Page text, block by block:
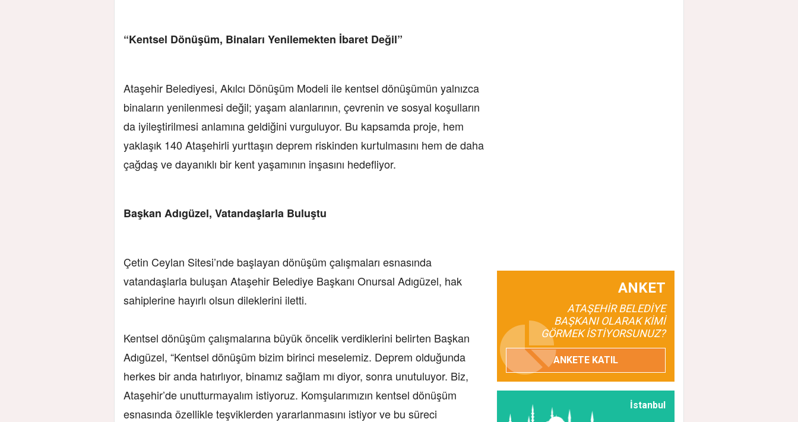
“Kentsel Dönüşüm, Binaları Yenilemekten İbaret Değil”
Ataşehir Belediyesi, Akılcı Dönüşüm Modeli ile kentsel dönüşümün yalnızca
binaların yenilenmesi değil; yaşam alanlarının, çevrenin ve sosyal koşulların
da iyileştirilmesi anlamına geldiğini vurguluyor. Bu kapsamda proje, hem
yaklaşık 140 Ataşehirli yurttaşın deprem riskinden kurtulmasını hem de daha
çağdaş ve dayanıklı bir kent yaşamının inşasını hedefliyor.
Başkan Adıgüzel, Vatandaşlarla Buluştu
Çetin Ceylan Sitesi’nde başlayan dönüşüm çalışmaları esnasında
vatandaşlarla buluşan Ataşehir Belediye Başkanı Onursal Adıgüzel, hak
sahiplerine hayırlı olsun dileklerini iletti.
Kentsel dönüşüm çalışmalarına büyük öncelik verdiklerini belirten Başkan
Adıgüzel, “Kentsel dönüşüm bizim birinci meselemiz. Deprem olduğunda
herkes bir anda hatırlıyor, binamız sağlam mı diyor, sonra unutuluyor. Biz,
Ataşehir’de unutturmayalım istiyoruz. Komşularımızın kentsel dönüşüm
esnasında özellikle teşviklerden yararlanmasını istiyor ve bu süreci
ANKET
ATAŞEHİR BELEDİYE
BAŞKANI OLARAK KİMİ
GÖRMEK İSTİYORSUNUZ?
ANKETE KATIL
İstanbul